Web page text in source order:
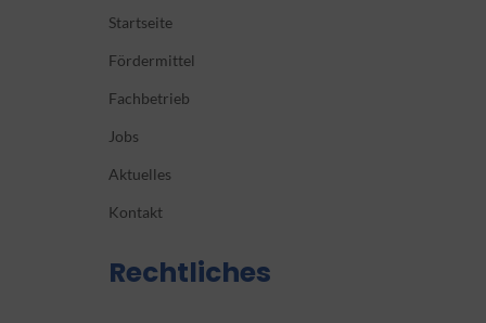
Startseite
Fördermittel
Fachbetrieb
Jobs
Aktuelles
Kontakt
Rechtliches